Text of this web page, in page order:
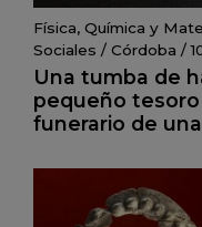
Física, Química y
Sociales / Córdoba /
Una tumba de
pequeño
funerario de